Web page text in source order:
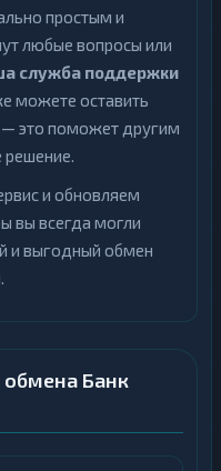
простым и
любые вопросы или
служба поддержки
можете оставить
это поможет другим
решение.
и обновляем
вы всегда могли
и выгодный обмен
Банк